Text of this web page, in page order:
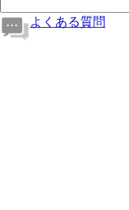
よくある質問